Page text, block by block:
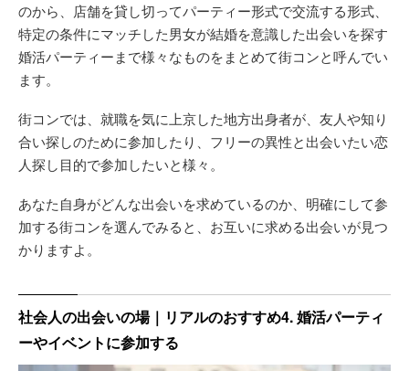
のから、店舗を貸し切ってパーティー形式で交流する形式、
特定の条件にマッチした男女が結婚を意識した出会いを探す
婚活パーティーまで様々なものをまとめて街コンと呼んでい
ます。
街コンでは、就職を気に上京した地方出身者が、友人や知り
合い探しのために参加したり、フリーの異性と出会いたい恋
人探し目的で参加したいと様々。
あなた自身がどんな出会いを求めているのか、明確にして参
加する街コンを選んでみると、お互いに求める出会いが見つ
かりますよ。
社会人の出会いの場｜リアルのおすすめ4. 婚活パーティ
ーやイベントに参加する